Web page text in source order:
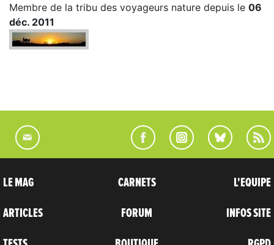
Membre de la tribu des voyageurs nature depuis le 06
déc. 2011
LE MAG
ARTICLES
CARNETS
FORUM
L'EQUIPE
INFOS SITE